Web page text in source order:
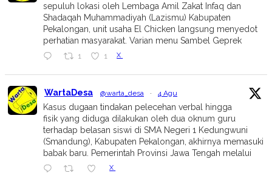
sepuluh lokasi oleh Lembaga Amil Zakat Infaq dan
Shadaqah Muhammadiyah (Lazismu) Kabupaten
Pekalongan, unit usaha El Chicken langsung menyedot
perhatian masyarakat. Varian menu Sambel Geprek
1 1 X
WartaDesa @warta_desa · 4 Agu
Kasus dugaan tindakan pelecehan verbal hingga
fisik yang diduga dilakukan oleh dua oknum guru
terhadap belasan siswi di SMA Negeri 1 Kedungwuni
(Smandung), Kabupaten Pekalongan, akhirnya memasuki
babak baru. Pemerintah Provinsi Jawa Tengah melalui
X